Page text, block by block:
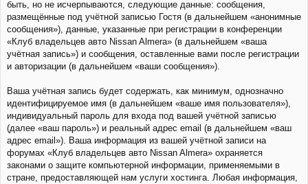
быть, но не исчерпываются, следующие данные: сообщения,
размещённые под учётной записью Гостя (в дальнейшем «анонимные
сообщения»), данные, указанные при регистрации в конференции
«Клуб владельцев авто Nissan Almera» (в дальнейшем «ваша
учётная запись») и сообщения, оставленные вами после регистрации
и авторизации (в дальнейшем «ваши сообщения»).
Ваша учётная запись будет содержать, как минимум, однозначно
идентифицируемое имя (в дальнейшем «ваше имя пользователя»),
индивидуальный пароль для входа под вашей учётной записью
(далее «ваш пароль») и реальный адрес email (в дальнейшем «ваш
адрес email»). Ваша информация из вашей учётной записи на
форумах «Клуб владельцев авто Nissan Almera» охраняется
законами о защите компьютерной информации, применяемыми в
стране, предоставляющей нам услуги хостинга. Любая информация,